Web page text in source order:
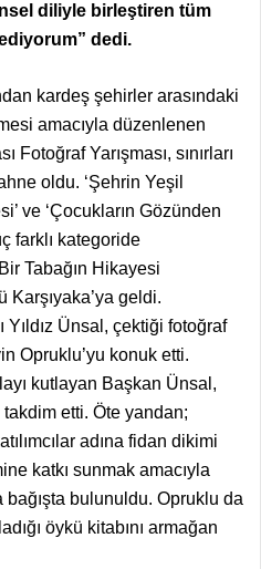
diliyle birleştiren tüm
ediyorum” dedi.
kardeş şehirler arasındaki
amacıyla düzenlenen
Yarışması, sınırları
oldu. ‘Şehrin Yeşil
ve ‘Çocukların Gözünden
farklı kategoride
Tabağın Hikayesi
geldi.
Yıldız Ünsal, çektiği fotoğraf
Opruklu’yu konuk etti.
kutlayan Başkan Ünsal,
etti. Öte yandan;
adına fidan dikimi
katkı sunmak amacıyla
bağışta bulunuldu. Opruklu da
öykü kitabını armağan